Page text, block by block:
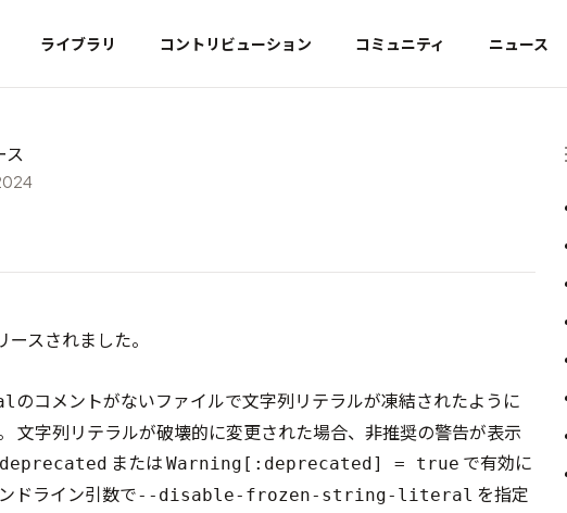
ライブラリ コントリビューション コミュニティ ニュース
ス
スされました。
のコメントがないファイルで文字列リテラルが凍結されたように
文字列リテラルが破壊的に変更された場合、非推奨の警告が表示
または Warning[:deprecated] = true で有効に
ドライン引数で--disable-frozen-string-literal を指定